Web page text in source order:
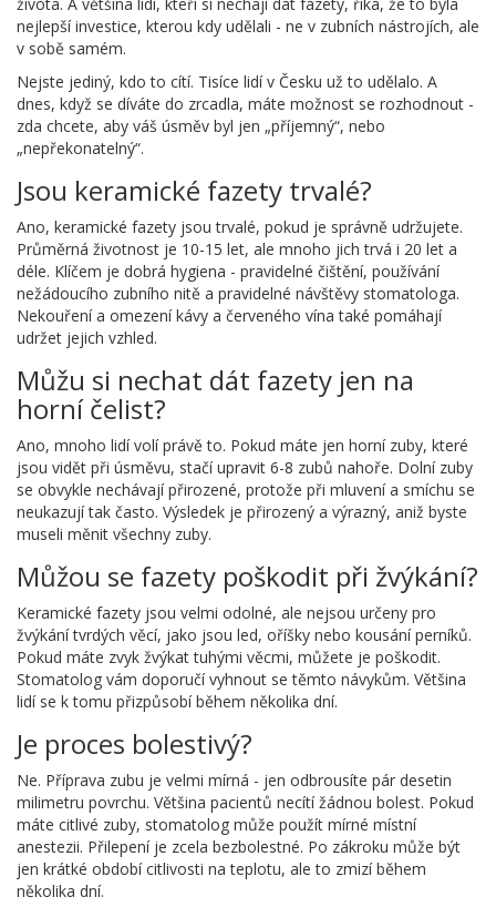
nejlepší investice, kterou kdy udělali - ne v zubních nástrojích, ale
v sobě samém.
Nejste jediný, kdo to cítí. Tisíce lidí v Česku už to udělalo. A
dnes, když se díváte do zrcadla, máte možnost se rozhodnout -
zda chcete, aby váš úsměv byl jen „příjemný“, nebo
„nepřekonatelný“.
Jsou keramické fazety trvalé?
Ano, keramické fazety jsou trvalé, pokud je správně udržujete.
Průměrná životnost je 10-15 let, ale mnoho jich trvá i 20 let a
déle. Klíčem je dobrá hygiena - pravidelné čištění, používání
nežádoucího zubního nitě a pravidelné návštěvy stomatologa.
Nekouření a omezení kávy a červeného vína také pomáhají
udržet jejich vzhled.
Můžu si nechat dát fazety jen na
horní čelist?
Ano, mnoho lidí volí právě to. Pokud máte jen horní zuby, které
jsou vidět při úsměvu, stačí upravit 6-8 zubů nahoře. Dolní zuby
se obvykle nechávají přirozené, protože při mluvení a smíchu se
neukazují tak často. Výsledek je přirozený a výrazný, aniž byste
museli měnit všechny zuby.
Můžou se fazety poškodit při žvýkání?
Keramické fazety jsou velmi odolné, ale nejsou určeny pro
žvýkání tvrdých věcí, jako jsou led, oříšky nebo kousání perníků.
Pokud máte zvyk žvýkat tuhými věcmi, můžete je poškodit.
Stomatolog vám doporučí vyhnout se těmto návykům. Většina
lidí se k tomu přizpůsobí během několika dní.
Je proces bolestivý?
Ne. Příprava zubu je velmi mírná - jen odbrousíte pár desetin
milimetru povrchu. Většina pacientů necítí žádnou bolest. Pokud
máte citlivé zuby, stomatolog může použít mírné místní
anestezii. Přilepení je zcela bezbolestné. Po zákroku může být
jen krátké období citlivosti na teplotu, ale to zmizí během
několika dní.